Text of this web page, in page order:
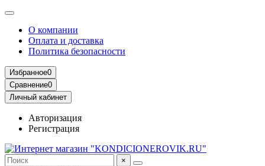
О компании
Оплата и доставка
Политика безопасности
Избранное0
Сравнение0
Личный кабинет
Авторизация
Регистрация
×